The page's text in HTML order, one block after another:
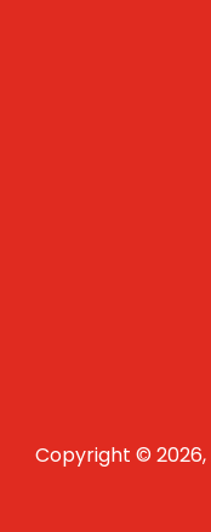
Copyright © 2026,